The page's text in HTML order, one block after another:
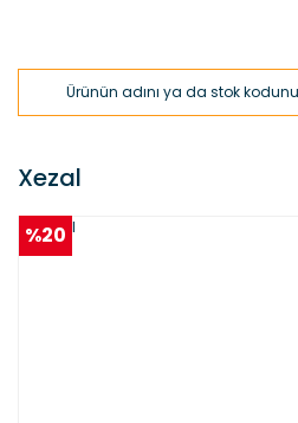
Xezal
%20